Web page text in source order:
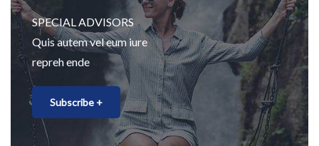
SPECIAL ADVISORS
Quis autem vel eum iure
repreh ende
Subscribe +